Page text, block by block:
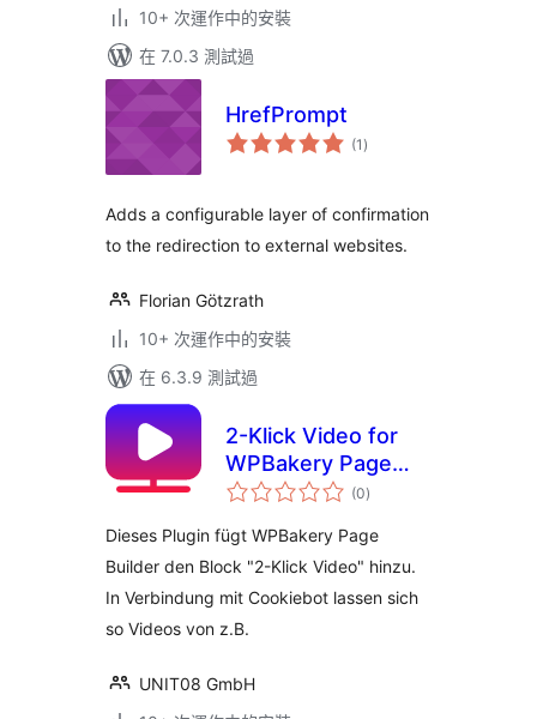
10+ 次運作中的安裝
在 7.0.3 測試過
HrefPrompt
(1 總
評)
Adds a configurable layer of confirmation
to the redirection to external websites.
Florian Götzrath
10+ 次運作中的安裝
在 6.3.9 測試過
2-Klick Video for
WPBakery Page
Builder
(0總
評)
Dieses Plugin fügt WPBakery Page
Builder den Block "2-Klick Video" hinzu.
In Verbindung mit Cookiebot lassen sich
so Videos von z.B.
UNIT08 GmbH